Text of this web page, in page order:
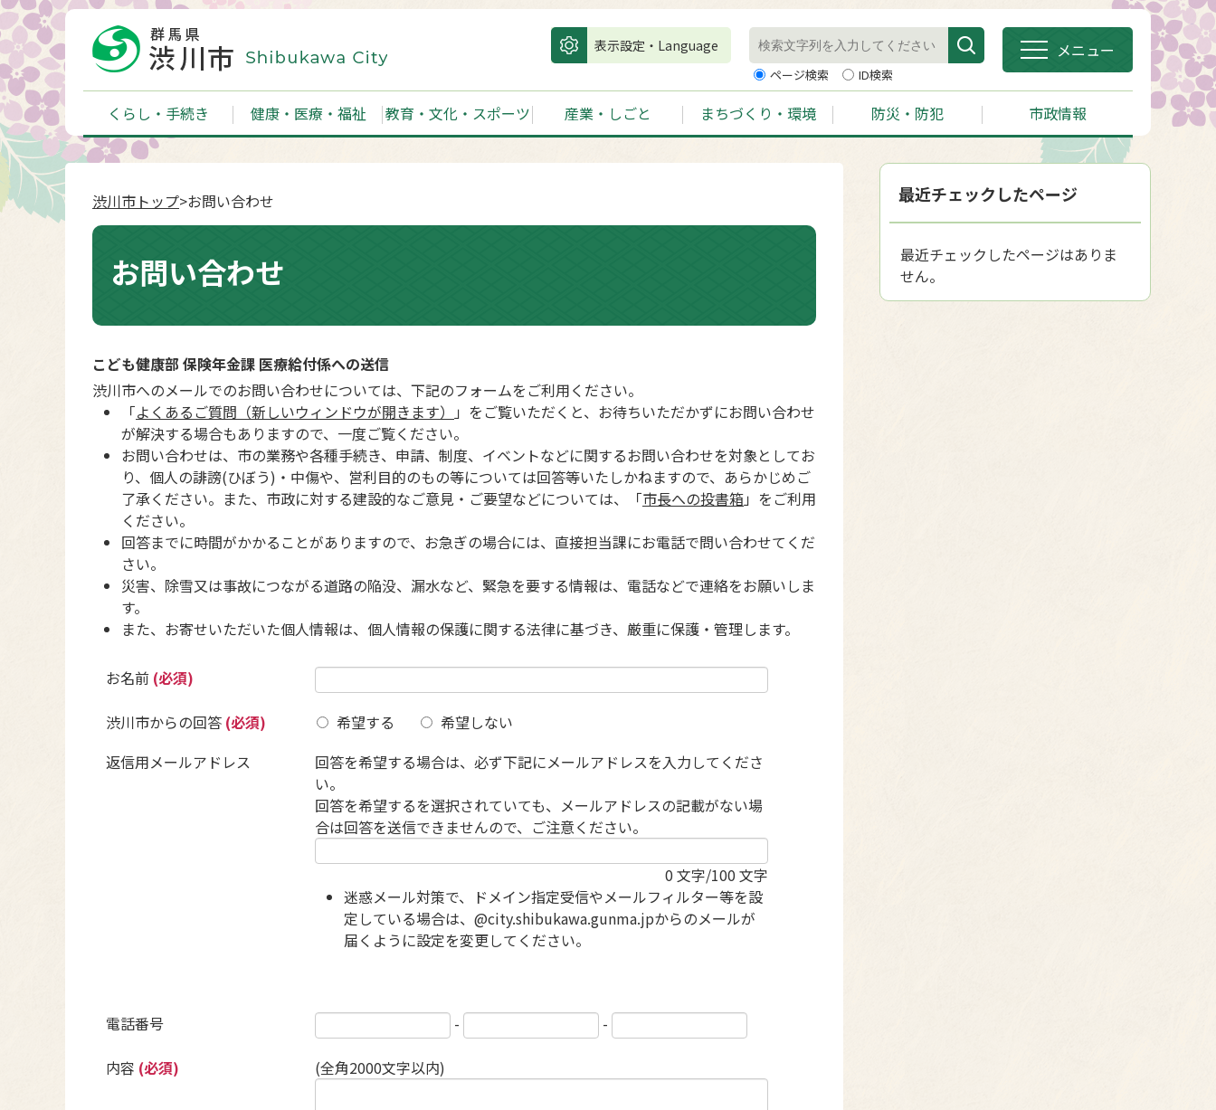
表示設定・Language
ページ検索 ID検索
メニュー
くらし・手続き 健康・医療・福祉 教育・文化・スポーツ 産業・しごと まちづくり・環境 防災・防犯 市政情報
渋川市トップ>お問い合わせ
お問い合わせ
こども健康部 保険年金課 医療給付係への送信
渋川市へのメールでのお問い合わせについては、下記のフォームをご利用ください。
「よくあるご質問（新しいウィンドウが開きます）
」をご覧いただくと、お待ちいただかずにお問い合わせ
が解決する場合もありますので、一度ご覧ください。
お問い合わせは、市の業務や各種手続き、申請、制度、イベントなどに関するお問い合わせを対象としてお
り、個人の誹謗(ひぼう)・中傷や、営利目的のもの等については回答等いたしかねますので、あらかじめご
了承ください。また、市政に対する建設的なご意見・ご要望などについては、「市長への投書箱」をご利用
ください。
回答までに時間がかかることがありますので、お急ぎの場合には、直接担当課にお電話で問い合わせてくだ
さい。
災害、除雪又は事故につながる道路の陥没、漏水など、緊急を要する情報は、電話などで連絡をお願いしま
す。
また、お寄せいただいた個人情報は、個人情報の保護に関する法律に基づき、厳重に保護・管理します。
お名前 (必須)
渋川市からの回答 (必須) 希望する
希望しない
返信用メールアドレス
回答を希望する場合は、必ず下記にメールアドレスを入力してくださ
い。
回答を希望するを選択されていても、メールアドレスの記載がない場
合は回答を送信できませんので、ご注意ください。
0 文字/100 文字
迷惑メール対策で、ドメイン指定受信やメールフィルター等を設
定している場合は、@city.shibukawa.gunma.jpからのメールが
届くように設定を変更してください。
電話番号 - -
内容 (必須) (全角2000文字以内)
最近チェックしたページ
最近チェックしたページはありま
せん。